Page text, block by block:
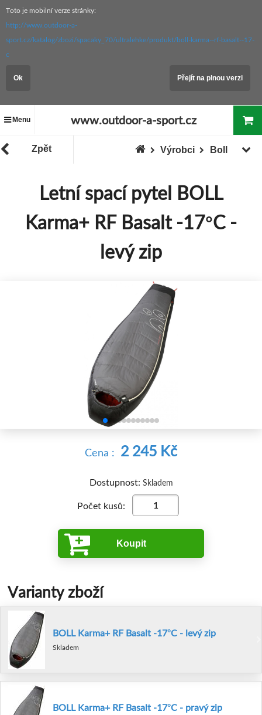
Toto je mobilní verze stránky:
http://www.outdoor-a-
sport.cz/katalog/zbozi/spacaky_70/ultralehke/produkt/boll-karma--rf-basalt--17-
c
Ok Přejít na plnou verzi
Menu www.outdoor-a-sport.cz
Zpět Boll
Výrobci
Letní spací pytel BOLL
Karma+ RF Basalt -17°C -
levý zip
Cena : 2 245 Kč
Dostupnost: Skladem
Počet kusů:
Koupit
Varianty zboží
BOLL Karma+ RF Basalt -17°C - levý zip
Skladem
BOLL Karma+ RF Basalt -17°C - pravý zip